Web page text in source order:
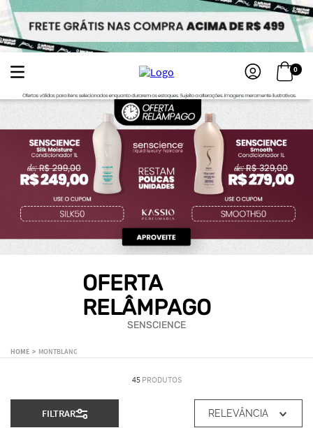
0
OFERTA
RELÂMPAGO
SENSCIENCE
MONTBLANC
45 PRODUTOS
FILTRAR RELEVÂNCIA